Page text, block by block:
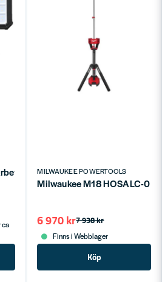
4500lm LED 18V
ca
MILWAUKEE POWERTOOLS
Milwaukee M18 HOSALC-0
7 938 kr
6 970 kr
Finns i Webblager
Köp